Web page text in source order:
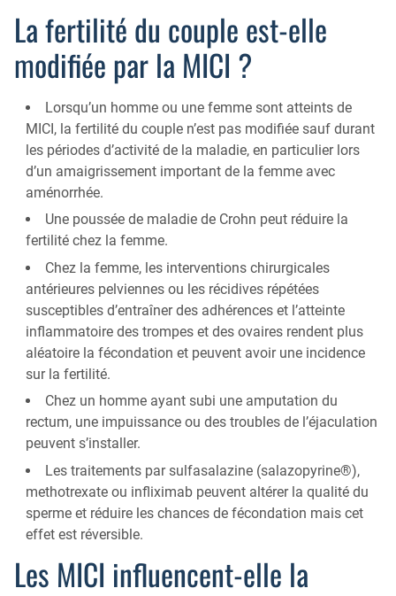
La fertilité du couple est-elle
modifiée par la MICI ?
Lorsqu’un homme ou une femme sont atteints de
MICI, la fertilité du couple n’est pas modifiée sauf durant
les périodes d’activité de la maladie, en particulier lors
d’un amaigrissement important de la femme avec
aménorrhée.
Une poussée de maladie de Crohn peut réduire la
fertilité chez la femme.
Chez la femme, les interventions chirurgicales
antérieures pelviennes ou les récidives répétées
susceptibles d’entraîner des adhérences et l’atteinte
inflammatoire des trompes et des ovaires rendent plus
aléatoire la fécondation et peuvent avoir une incidence
sur la fertilité.
Chez un homme ayant subi une amputation du
rectum, une impuissance ou des troubles de l’éjaculation
peuvent s’installer.
Les traitements par sulfasalazine (salazopyrine®),
methotrexate ou infliximab peuvent altérer la qualité du
sperme et réduire les chances de fécondation mais cet
effet est réversible.
Les MICI influencent-elle la
Qu’est-ce que la coloscopie ?